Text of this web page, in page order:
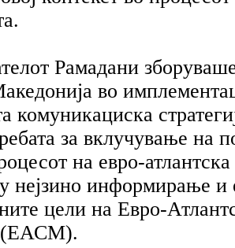
Рамадани
во
комуникациска
за вклучување на
на евро-
нејзино информирање и
цели на Евро-
(ЕАСМ).